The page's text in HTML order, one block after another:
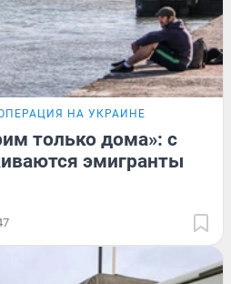
НА УКРАИНЕ
только дома»: с
эмигранты